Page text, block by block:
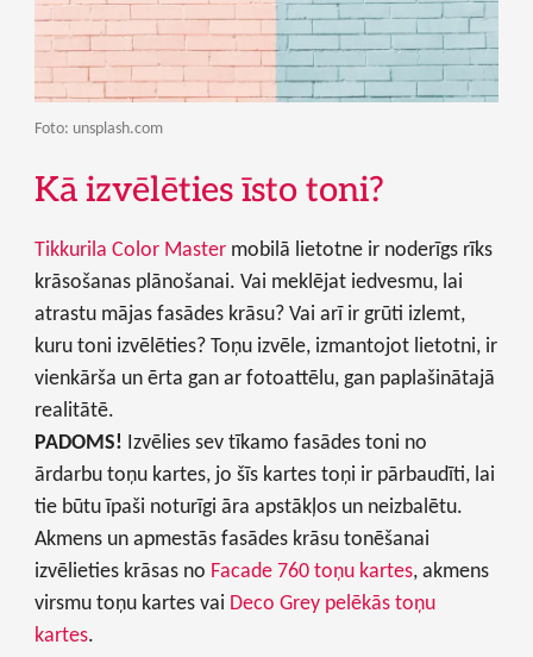
Kā izvēlēties īsto toni?
Tikkurila Color Mastermobilā lietotne ir noderīgs rīks
krāsošanas plānošanai. Vai meklējat iedvesmu, lai
atrastu mājas fasādes krāsu? Vai arī ir grūti izlemt,
kuru toni izvēlēties? Toņu izvēle, izmantojot lietotni, ir
vienkārša un ērta gan ar fotoattēlu, gan paplašinātajā
realitātē.
PADOMS! Izvēlies sev tīkamo fasādes toni no
ārdarbu toņu kartes, jo šīs kartes toņi ir pārbaudīti, lai
tie būtu īpaši noturīgi āra apstākļos un neizbalētu.
Akmens un apmestās fasādes krāsu tonēšanai
izvēlieties krāsas no Facade 760 toņu kartes, akmens
virsmu toņu kartes vai Deco Grey pelēkās toņu
kartes.
Foto: unsplash.com